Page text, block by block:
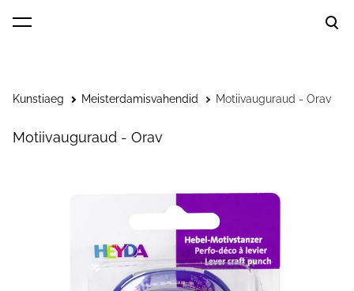
lisati ostukorvi.
Kunstiaeg Meisterdamisvahendid Motiivauguraud - Orav
Motiivauguraud - Orav